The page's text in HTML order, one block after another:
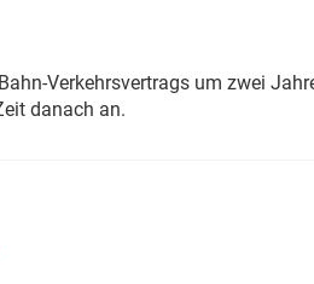
Verkehrsvertrags um zwei
danach an.